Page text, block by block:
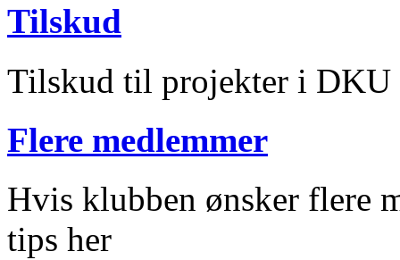
Tilskud
Tilskud til projekter i DKU
Flere medlemmer
Hvis klubben ønsker flere
tips her